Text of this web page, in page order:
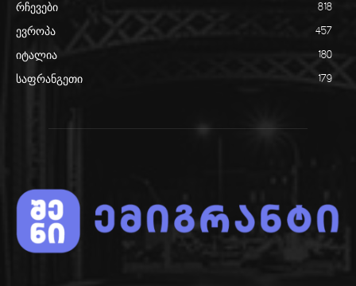
რჩევები 818
ევროპა 457
იტალია 180
საფრანგეთი 179